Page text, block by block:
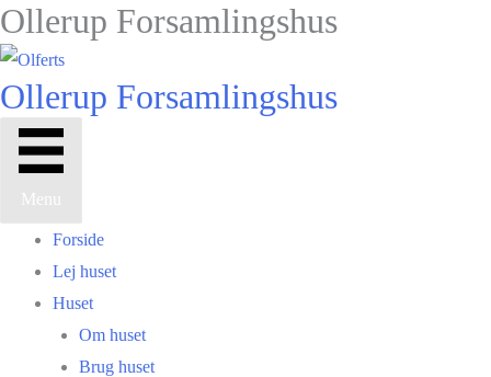
Gå
til
Ollerup Forsamlingshus
Ollerup Forsamlingshus
Menu
Forside
Lej huset
Huset
Om huset
Brug huset